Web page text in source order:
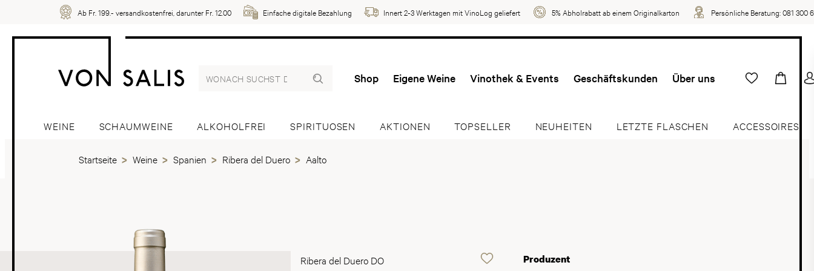
Ab Fr. 199.- versandkostenfrei, darunter Fr. 12.00 Einfache digitale Bezahlung Innert 2-3 Werktagen mit VinoLog geliefert 5% Abholrabatt ab einem Originalkarton Persönliche Beratung:081 300
Shop Eigene Weine Vinothek & Events Geschäftskunden Über uns
WEINE SCHAUMWEINE ALKOHOLFREI SPIRITUOSEN AKTIONEN TOPSELLER NEUHEITEN LETZTE FLASCHEN ACCESSOIRES
Startseite Weine Spanien Ribera del Duero Aalto
Ribera del Duero DO Produzent